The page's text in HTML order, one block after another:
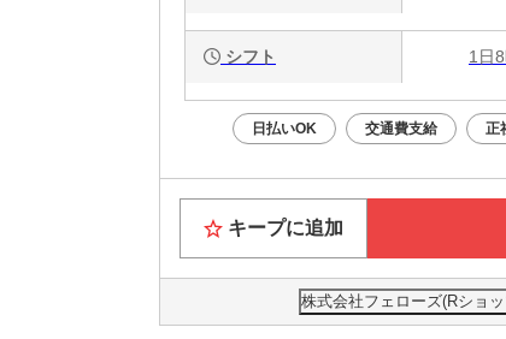
シフト 1日
日払いOK 交通費支給 正
キープに追加
株式会社フェローズ(Rショ